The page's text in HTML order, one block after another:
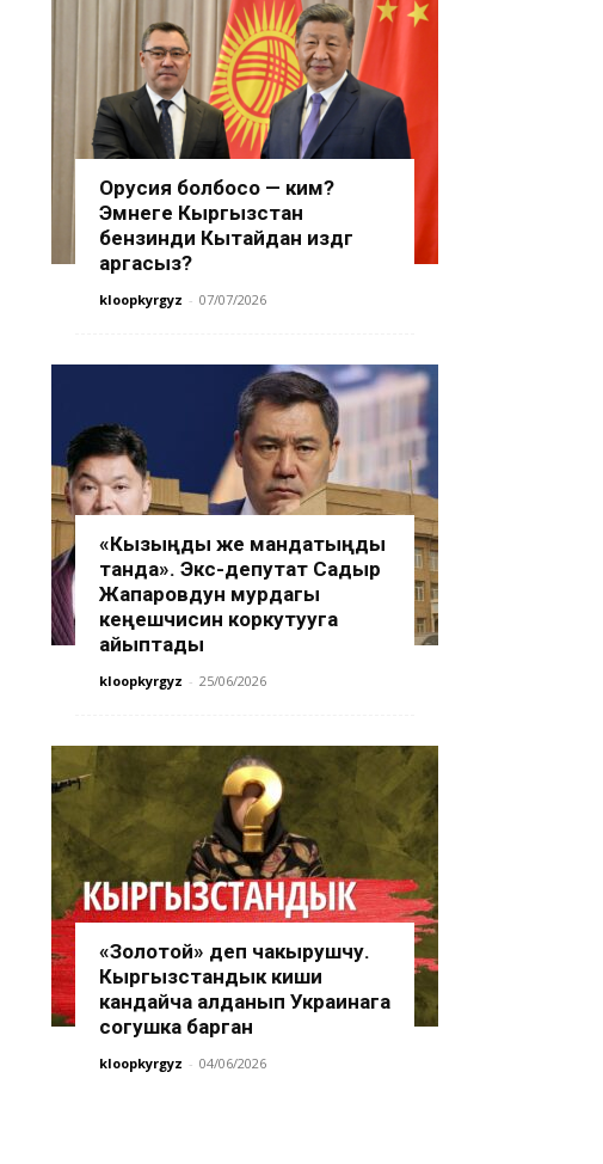
Орусия болбосо — ким?
Эмнеге Кыргызстан
бензинди Кытайдан издөөгө
аргасыз?
kloopkyrgyz - 07/07/2026
«Кызыңды же мандатыңды
танда». Экс-депутат Садыр
Жапаровдун мурдагы
кеңешчисин коркутууга
айыптады
kloopkyrgyz - 25/06/2026
«Золотой» деп чакырушчу.
Кыргызстандык киши
кандайча алданып Украинага
согушка барган
kloopkyrgyz - 04/06/2026